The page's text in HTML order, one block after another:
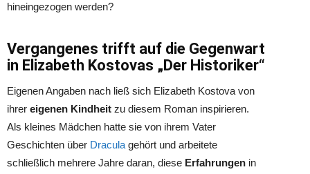
hineingezogen werden?
Vergangenes trifft auf die Gegenwart
in Elizabeth Kostovas „Der Historiker“
Eigenen Angaben nach ließ sich Elizabeth Kostova von
ihrer eigenen Kindheit zu diesem Roman inspirieren.
Als kleines Mädchen hatte sie von ihrem Vater
Geschichten über Dracula gehört und arbeitete
schließlich mehrere Jahre daran, diese Erfahrungen in